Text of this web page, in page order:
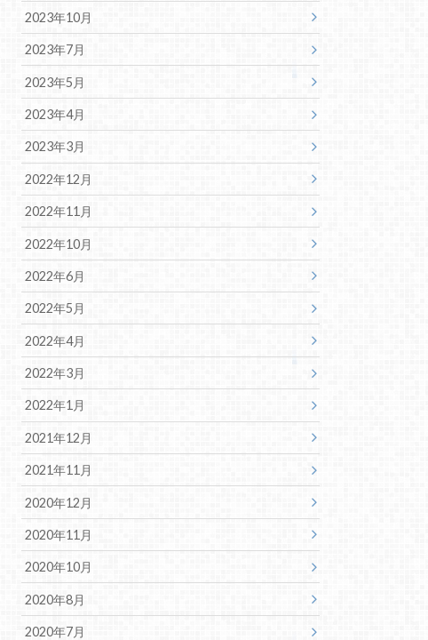
2023年10月
2023年7月
2023年5月
2023年4月
2023年3月
2022年12月
2022年11月
2022年10月
2022年6月
2022年5月
2022年4月
2022年3月
2022年1月
2021年12月
2021年11月
2020年12月
2020年11月
2020年10月
2020年8月
2020年7月